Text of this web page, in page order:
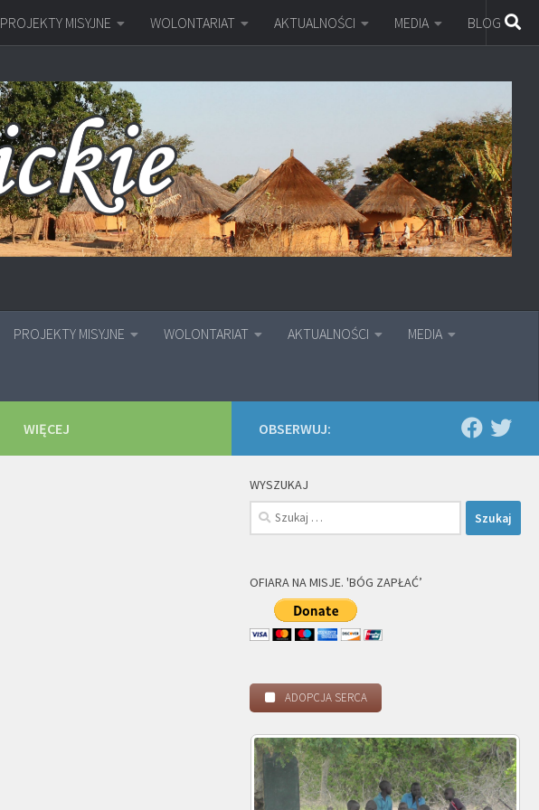
PROJEKTY MISYJNE WOLONTARIAT AKTUALNOŚCI MEDIA BLOG
PROJEKTY MISYJNE WOLONTARIAT AKTUALNOŚCI MEDIA
OBSERWUJ:
WYSZUKAJ
Szukaj:
OFIARA NA MISJE. 'BÓG ZAPŁAĆ’
ADOPCJA SERCA
WIĘCEJ